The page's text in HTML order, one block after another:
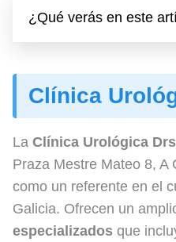
¿Qué verás en este
Clínica
La Clínica Urológica
Praza Mestre Mateo 8, A
como un referente en el
Galicia. Ofrecen un
especializados que